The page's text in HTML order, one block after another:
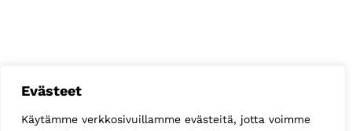
Evästeet
Käytämme verkkosivuillamme evästeitä, jotta voimme